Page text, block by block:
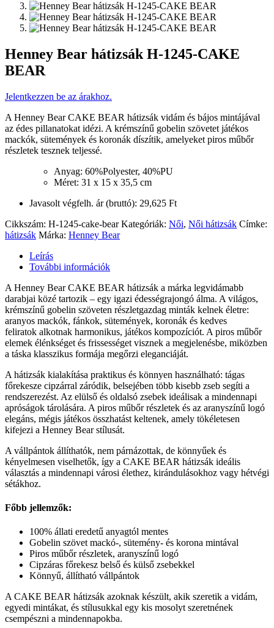
Henney Bear hátizsák H-1245-CAKE
BEAR
Jelentkezzen be az árakhoz.
A Henney Bear CAKE BEAR hátizsák vidám és bájos mintájával
az édes pillanatokat idézi. A krémszínű gobelin szövetet játékos
mackók, sütemények és koronák díszítik, amelyeket piros műbőr
részletek tesznek teljessé.
Anyag: 60%Polyester, 40%PU
Méret: 31 x 15 x 35,5 cm
Javasolt végfelh. ár (bruttó): 29,625 Ft
Cikkszám: H-1245-cake-bear Kategóriák: Női, Női hátizsák Címke:
hátizsák Márka: Henney Bear
Leírás
További információk
A Henney Bear CAKE BEAR hátizsák a márka legvidámabb
darabjai közé tartozik – egy igazi édességrajongó álma. A világos,
krémszínű gobelin szöveten részletgazdag minták kelnek életre:
aranyos mackók, fánkok, sütemények, koronák és kedves
feliratok alkotnak harmonikus, játékos kompozíciót. A piros műbőr
elemek élénkséget és frissességet visznek a megjelenésbe, miközben
a táska klasszikus formája megőrzi eleganciáját.
A hátizsák kialakítása praktikus és könnyen használható: tágas
főrekesze cipzárral záródik, belsejében több kisebb zseb segíti a
rendszerezést. Az elülső és oldalsó zsebek ideálisak a mindennapi
apróságok tárolására. A piros műbőr részletek és az aranyszínű logó
elegáns, mégis játékos összhatást keltenek, amely tökéletesen
kifejezi a Henney Bear stílusát.
A vállpántok állíthatók, nem párnázottak, de könnyűek és
kényelmesen viselhetők, így a CAKE BEAR hátizsák ideális
választás a mindennapi városi élethez, kirándulásokhoz vagy hétvégi
sétákhoz.
Főbb jellemzők:
100% állati eredetű anyagtól mentes
Gobelin szövet mackó-, sütemény- és korona mintával
Piros műbőr részletek, aranyszínű logó
Cipzáras főrekesz belső és külső zsebekkel
Könnyű, állítható vállpántok
A CAKE BEAR hátizsák azoknak készült, akik szeretik a vidám,
egyedi mintákat, és stílusukkal egy kis mosolyt szeretnének
csempészni a mindennapokba.